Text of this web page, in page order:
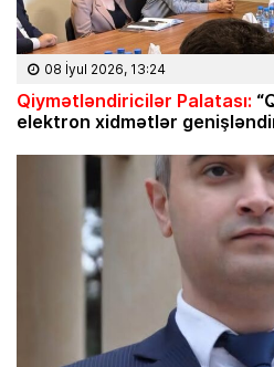
08 İyul 2026, 13:24
Qiymətləndiricilər Palatası:
elektron xidmətlər